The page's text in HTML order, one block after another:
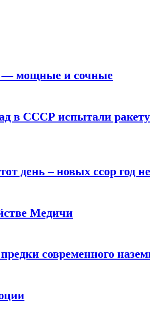
— мощные и сочные
в СССР испытали
день – новых ссор год не
Медичи
современного